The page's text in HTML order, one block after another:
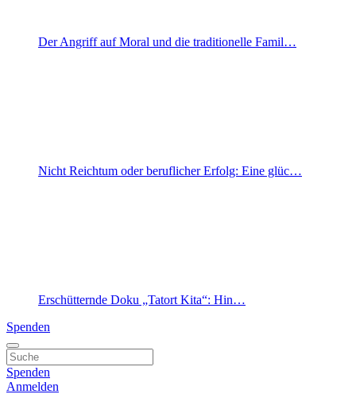
Der Angriff auf Moral und die traditionelle Famil…
Nicht Reichtum oder beruflicher Erfolg: Eine glüc…
Erschütternde Doku „Tatort Kita“: Hin…
Spenden
Spenden
Anmelden